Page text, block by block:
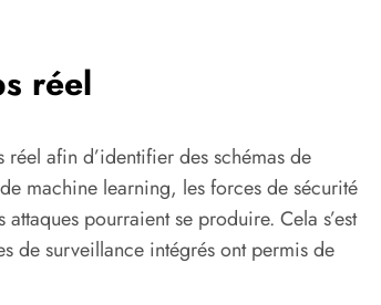
réel
réel afin d’identifier des schémas de
machine learning, les forces de sécurité
pourraient se produire. Cela s’est
de surveillance intégrés ont permis de